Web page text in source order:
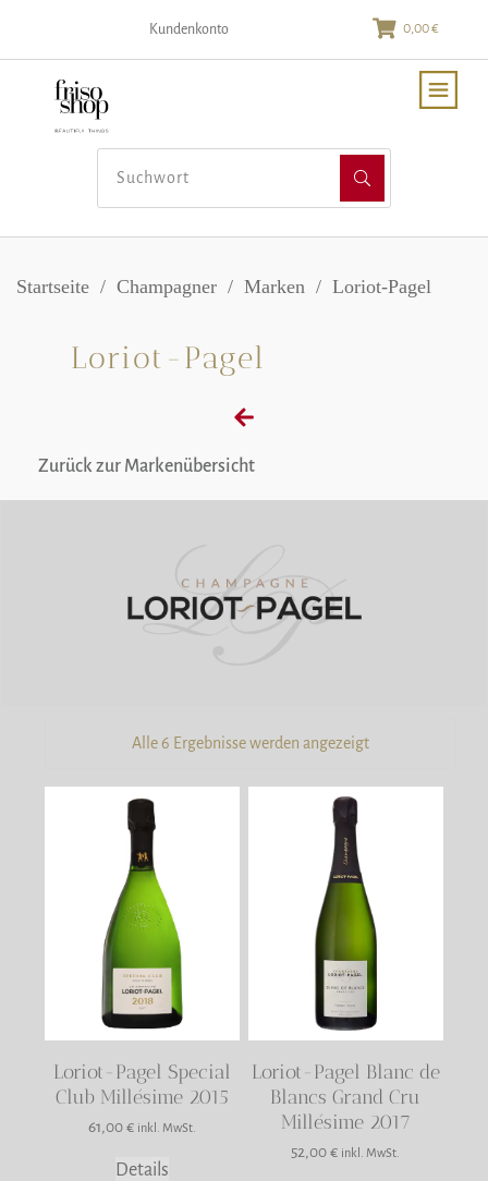
Kundenkonto 0,00 €
Startseite / Champagner / Marken / Loriot-Pagel
Loriot-Pagel
Zurück zur Markenübersicht
Alle 6 Ergebnisse werden angezeigt
Loriot-Pagel Special
Club Millésime 2015
61,00€ inkl. MwSt.
Details
Loriot-Pagel Blanc de
Blancs Grand Cru
Millésime 2017
52,00€ inkl. MwSt.